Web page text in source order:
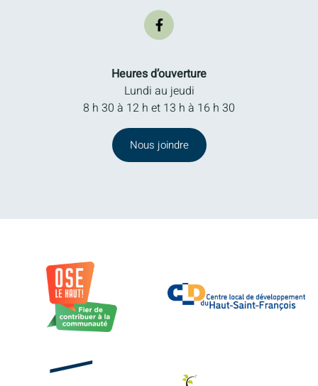
Heures d’ouverture
Lundi au jeudi
8 h 30 à 12 h et 13 h à 16 h 30
Nous joindre